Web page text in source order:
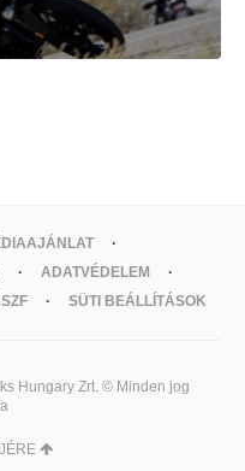
ADATVÉDELEM
SÜTI BEÁLLÍTÁSOK
Hungary Zrt. © Minden jog